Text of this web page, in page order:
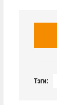
Тэги: